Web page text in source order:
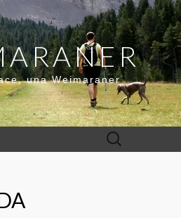
una Weimaraner
Buscar: